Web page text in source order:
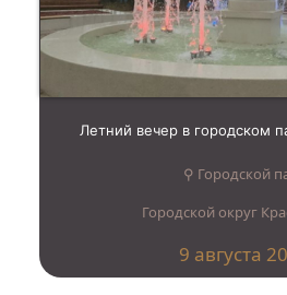
Летний вечер в городском
⚲ Городской
Городской округ
9 августа